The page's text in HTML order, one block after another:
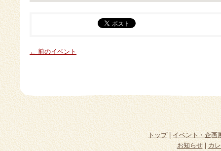
← 前のイベント
トップ|イベント・企画
お知らせ|カ